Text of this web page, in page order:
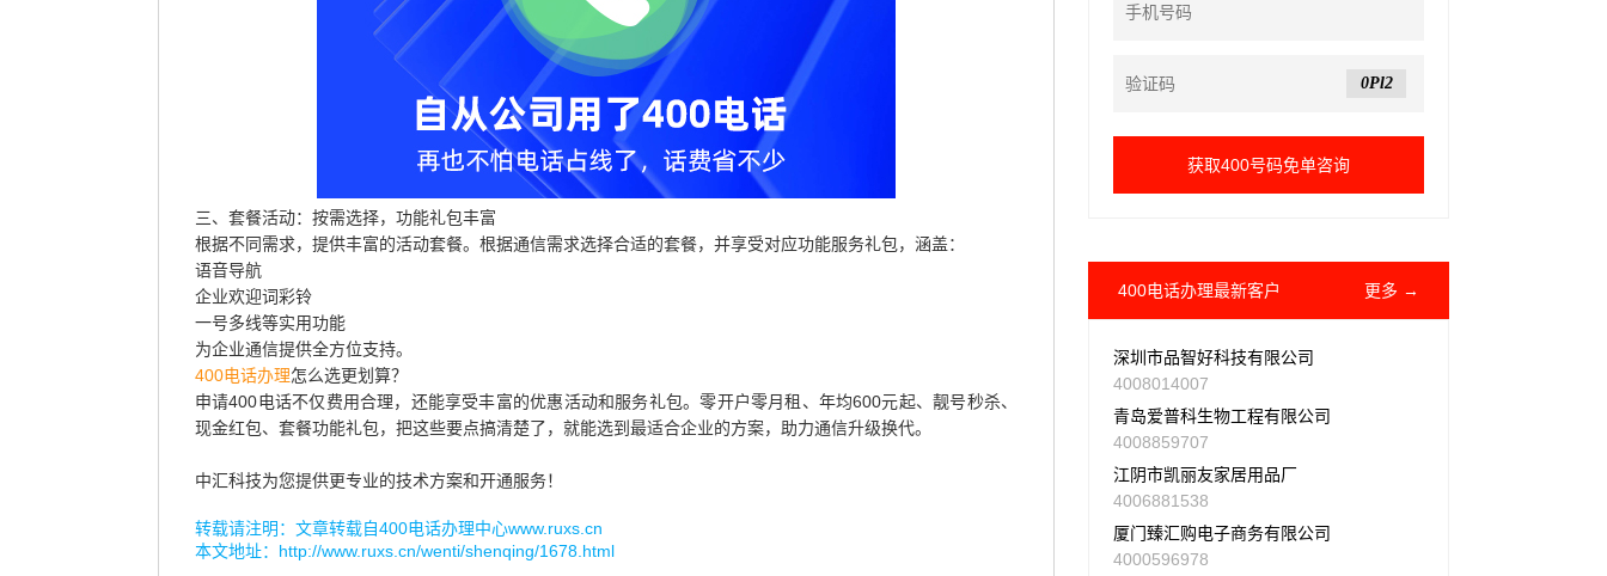
三、套餐活动：按需选择，功能礼包丰富
根据不同需求，提供丰富的活动套餐。根据通信需求选择合适的套餐，并享受对应功能服务礼包，涵盖：
语音导航
企业欢迎词彩铃
一号多线等实用功能
为企业通信提供全方位支持。
400电话办理怎么选更划算？
申请400电话不仅费用合理，还能享受丰富的优惠活动和服务礼包。零开户零月租、年均600元起、靓号秒杀、
现金红包、套餐功能礼包，把这些要点搞清楚了，就能选到最适合企业的方案，助力通信升级换代。
中汇科技为您提供更专业的技术方案和开通服务！
转载请注明：文章转载自400电话办理中心www.ruxs.cn
本文地址： http://www.ruxs.cn/wenti/shenqing/1678.html
0Pl2
400电话办理最新客户 更多 →
深圳市品智好科技有限公司
4008014007
青岛爱普科生物工程有限公司
4008859707
江阴市凯丽友家居用品厂
4006881538
厦门臻汇购电子商务有限公司
4000596978